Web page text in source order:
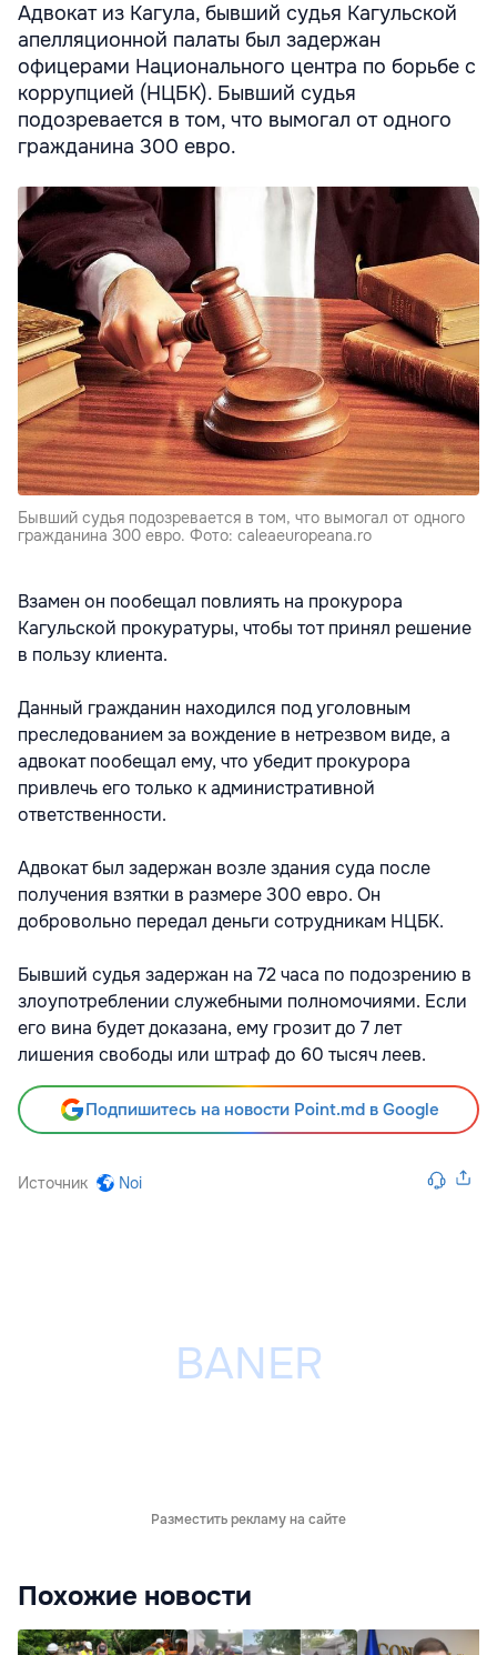
Адвокат из Кагула, бывший судья Кагульской
апелляционной палаты был задержан
офицерами Национального центра по борьбе с
коррупцией (НЦБК). Бывший судья
подозревается в том, что вымогал от одного
гражданина 300 евро.
Бывший судья подозревается в том, что вымогал от одного
гражданина 300 евро. Фото: caleaeuropeana.ro
Взамен он пообещал повлиять на прокурора
Кагульской прокуратуры, чтобы тот принял решение
в пользу клиента.
Данный гражданин находился под уголовным
преследованием за вождение в нетрезвом виде, а
адвокат пообещал ему, что убедит прокурора
привлечь его только к административной
ответственности.
Адвокат был задержан возле здания суда после
получения взятки в размере 300 евро. Он
добровольно передал деньги сотрудникам НЦБК.
Бывший судья задержан на 72 часа по подозрению в
злоупотреблении служебными полномочиями. Если
его вина будет доказана, ему грозит до 7 лет
лишения свободы или штраф до 60 тысяч леев.
Подпишитесь на новости Point.md в Google
Источник Noi
Разместить рекламу на сайте
Похожие новости